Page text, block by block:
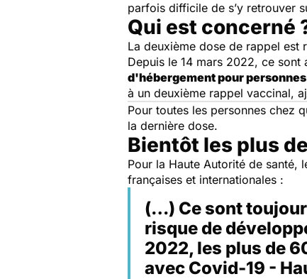
parfois difficile de s’y retrouver
Qui est concerné
La deuxième dose de rappel est
Depuis le 14 mars 2022, ce sont
d'hébergement pour personnes
à un deuxième rappel vaccinal,
Pour toutes les personnes chez
la dernière dose.
Bientôt les plus
Pour la Haute Autorité de santé,
françaises et internationales :
(…) Ce sont
risque de
2022, les plus de
avec Covid-19 -